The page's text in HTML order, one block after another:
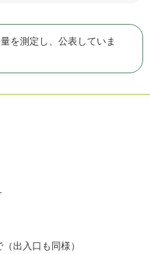
を測定し、公表していま
出入口も同様）